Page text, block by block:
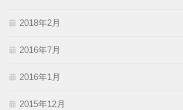
2018年2月
2016年7月
2016年1月
2015年12月